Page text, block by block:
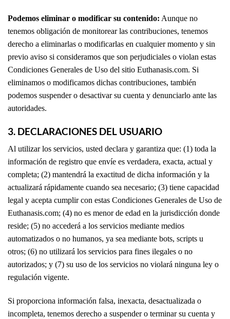
Podemos eliminar o modificar su contenido: Aunque no
tenemos obligación de monitorear las contribuciones, tenemos
derecho a eliminarlas o modificarlas en cualquier momento y sin
previo aviso si consideramos que son perjudiciales o violan estas
Condiciones Generales de Uso del sitio Euthanasis.com. Si
eliminamos o modificamos dichas contribuciones, también
podemos suspender o desactivar su cuenta y denunciarlo ante las
autoridades.
3. DECLARACIONES DEL USUARIO
Al utilizar los servicios, usted declara y garantiza que: (1) toda la
información de registro que envíe es verdadera, exacta, actual y
completa; (2) mantendrá la exactitud de dicha información y la
actualizará rápidamente cuando sea necesario; (3) tiene capacidad
legal y acepta cumplir con estas Condiciones Generales de Uso de
Euthanasis.com; (4) no es menor de edad en la jurisdicción donde
reside; (5) no accederá a los servicios mediante medios
automatizados o no humanos, ya sea mediante bots, scripts u
otros; (6) no utilizará los servicios para fines ilegales o no
autorizados; y (7) su uso de los servicios no violará ninguna ley o
regulación vigente.
Si proporciona información falsa, inexacta, desactualizada o
incompleta, tenemos derecho a suspender o terminar su cuenta y